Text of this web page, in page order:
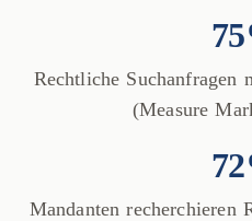
Rechtliche
(Measure
Mandanten recherchieren